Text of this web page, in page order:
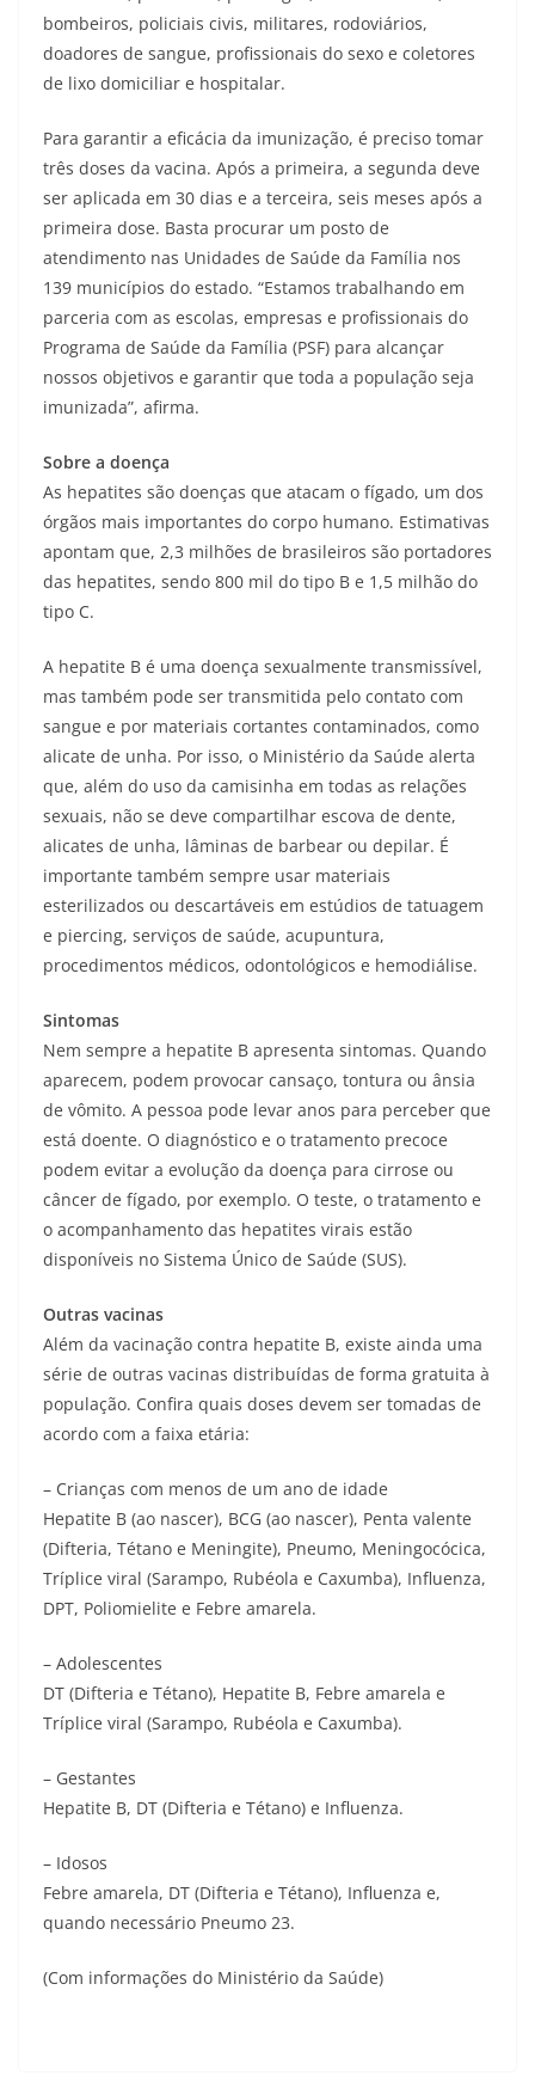
bombeiros, policiais civis, militares, rodoviários,
doadores de sangue, profissionais do sexo e coletores
de lixo domiciliar e hospitalar.
Para garantir a eficácia da imunização, é preciso tomar
três doses da vacina. Após a primeira, a segunda deve
ser aplicada em 30 dias e a terceira, seis meses após a
primeira dose. Basta procurar um posto de
atendimento nas Unidades de Saúde da Família nos
139 municípios do estado. “Estamos trabalhando em
parceria com as escolas, empresas e profissionais do
Programa de Saúde da Família (PSF) para alcançar
nossos objetivos e garantir que toda a população seja
imunizada”, afirma.
Sobre a doença
As hepatites são doenças que atacam o fígado, um dos
órgãos mais importantes do corpo humano. Estimativas
apontam que, 2,3 milhões de brasileiros são portadores
das hepatites, sendo 800 mil do tipo B e 1,5 milhão do
tipo C.
A hepatite B é uma doença sexualmente transmissível,
mas também pode ser transmitida pelo contato com
sangue e por materiais cortantes contaminados, como
alicate de unha. Por isso, o Ministério da Saúde alerta
que, além do uso da camisinha em todas as relações
sexuais, não se deve compartilhar escova de dente,
alicates de unha, lâminas de barbear ou depilar. É
importante também sempre usar materiais
esterilizados ou descartáveis em estúdios de tatuagem
e piercing, serviços de saúde, acupuntura,
procedimentos médicos, odontológicos e hemodiálise.
Sintomas
Nem sempre a hepatite B apresenta sintomas. Quando
aparecem, podem provocar cansaço, tontura ou ânsia
de vômito. A pessoa pode levar anos para perceber que
está doente. O diagnóstico e o tratamento precoce
podem evitar a evolução da doença para cirrose ou
câncer de fígado, por exemplo. O teste, o tratamento e
o acompanhamento das hepatites virais estão
disponíveis no Sistema Único de Saúde (SUS).
Outras vacinas
Além da vacinação contra hepatite B, existe ainda uma
série de outras vacinas distribuídas de forma gratuita à
população. Confira quais doses devem ser tomadas de
acordo com a faixa etária:
– Crianças com menos de um ano de idade
Hepatite B (ao nascer), BCG (ao nascer), Penta valente
(Difteria, Tétano e Meningite), Pneumo, Meningocócica,
Tríplice viral (Sarampo, Rubéola e Caxumba), Influenza,
DPT, Poliomielite e Febre amarela.
– Adolescentes
DT (Difteria e Tétano), Hepatite B, Febre amarela e
Tríplice viral (Sarampo, Rubéola e Caxumba).
– Gestantes
Hepatite B, DT (Difteria e Tétano) e Influenza.
– Idosos
Febre amarela, DT (Difteria e Tétano), Influenza e,
quando necessário Pneumo 23.
(Com informações do Ministério da Saúde)